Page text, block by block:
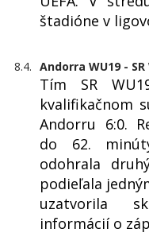
štadióne v
8.4. Andorra WU19 - SR
Tím SR
kvalifikačnom
Andorru 6:0.
do 62.
odohrala
podieľala
uzatvorila
informácií o